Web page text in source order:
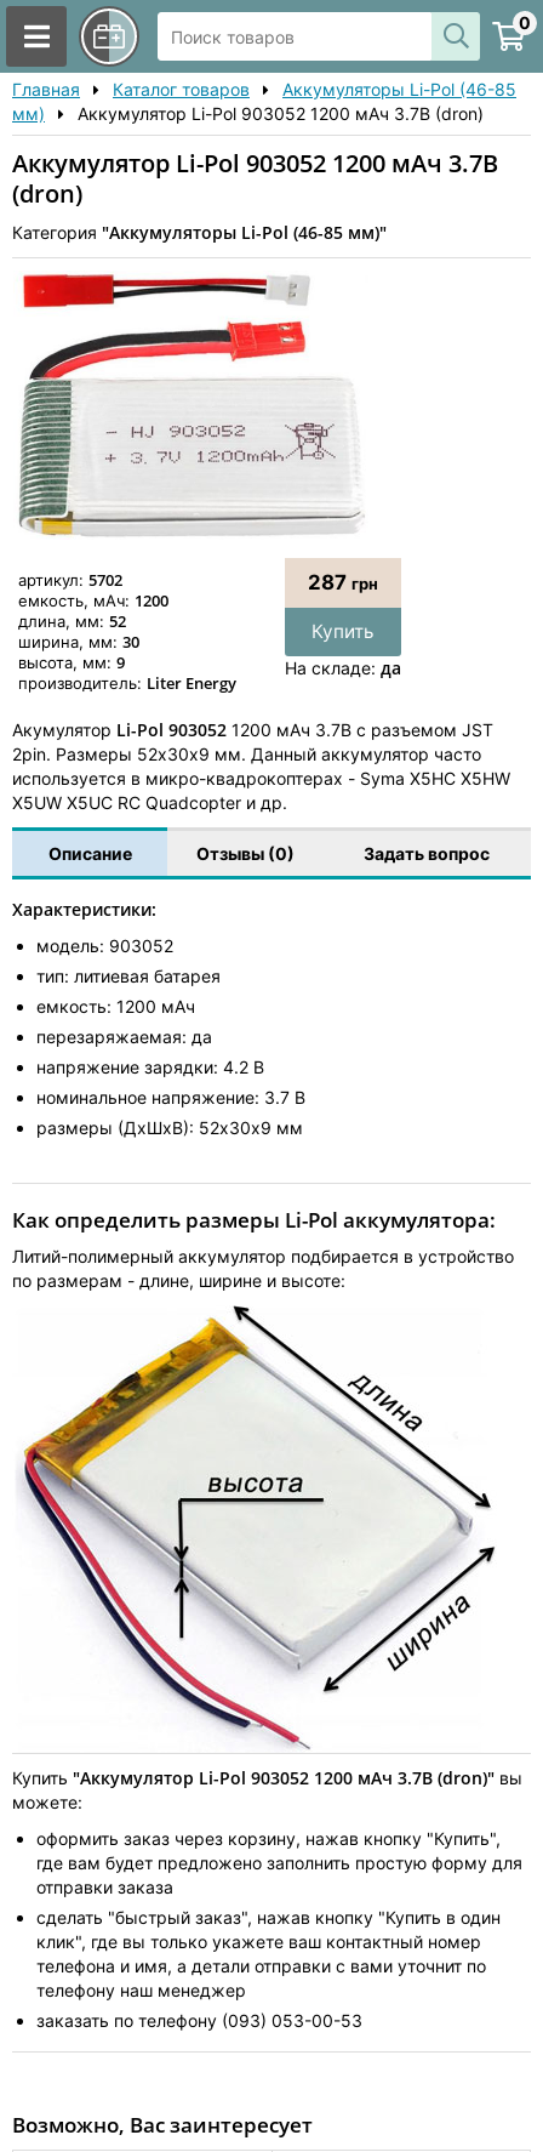
0
Главная Каталог товаров
Аккумуляторы Li-Pol (46-85
мм)
Аккумулятор Li-Pol 903052 1200 мАч 3.7В (dron)
Аккумулятор Li-Pol 903052 1200 мАч 3.7В
(dron)
Категория "Аккумуляторы Li-Pol (46-85 мм)"
артикул: 5702
емкость, мАч: 1200
длина, мм: 52
ширина, мм: 30
высота, мм: 9
производитель: Liter Energy
287 грн
Купить
На складе: да
Акумулятор Li-Pol 903052 1200 мАч 3.7В c разъемом JST
2pin. Размеры 52х30х9 мм. Данный аккумулятор часто
используется в микро-квадрокоптерах - Syma X5HC X5HW
X5UW X5UC RC Quadcopter и др.
Описание Отзывы (0) Задать вопрос
Характеристики:
модель: 903052
тип: литиевая батарея
емкость: 1200 мАч
перезаряжаемая: да
напряжение зарядки: 4.2 В
номинальное напряжение: 3.7 В
размеры (ДхШхВ): 52х30х9 мм
Как определить размеры Li-Pol аккумулятора:
Литий-полимерный аккумулятор подбирается в устройство
по размерам - длине, ширине и высоте:
Купить "Аккумулятор Li-Pol 903052 1200 мАч 3.7В (dron)" вы
можете:
оформить заказ через корзину, нажав кнопку "Купить",
где вам будет предложено заполнить простую форму для
отправки заказа
сделать "быстрый заказ", нажав кнопку "Купить в один
клик", где вы только укажете ваш контактный номер
телефона и имя, а детали отправки с вами уточнит по
телефону наш менеджер
заказать по телефону (093) 053-00-53
Возможно, Вас заинтересует